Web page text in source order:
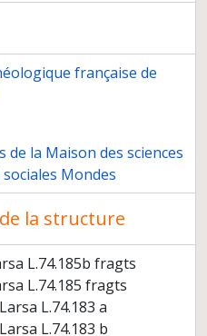
française de
de la Maison des sciences
Mondes
la structure
L.74.185b fragts
L.74.185 fragts
L.74.183 a
L.74.183 b